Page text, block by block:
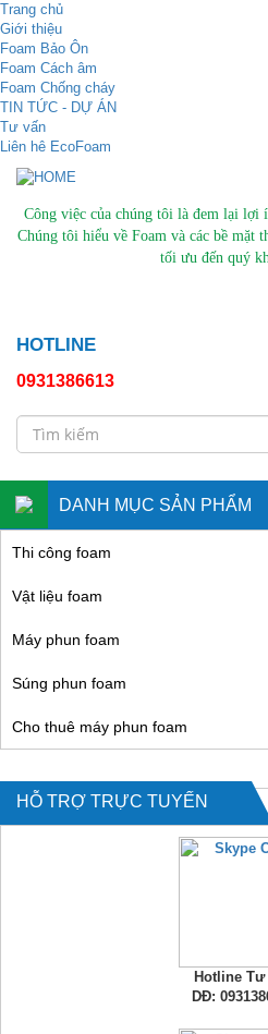
Trang chủ
Giới thiệu
Foam Bảo Ôn
Foam Cách âm
Foam Chống cháy
TIN TỨC - DỰ ÁN
Tư vấn
Liên hê EcoFoam
Công việc của chúng tôi là đem lại lợi
Chúng tôi hiểu về Foam và các bề mặt
tối ưu đến quý
HOTLINE
0931386613
DANH MỤC SẢN PHẨM
Thi công foam
Vật liệu foam
Máy phun foam
Súng phun foam
Cho thuê máy phun foam
HỖ TRỢ TRỰC TUYẾN
Hotline Tư
DĐ: